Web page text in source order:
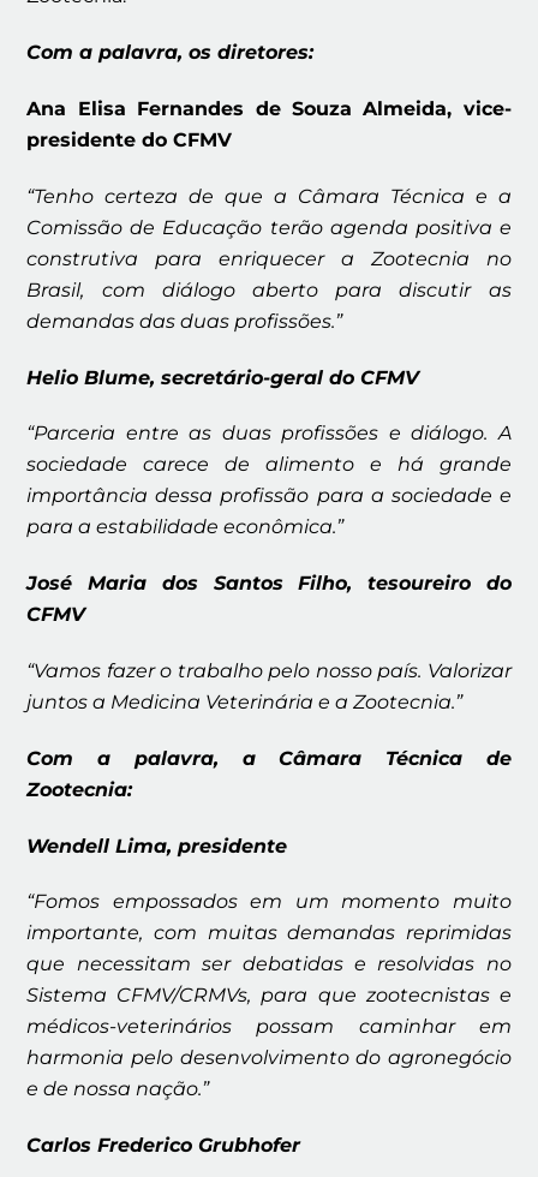
Com a palavra, os diretores:
Ana Elisa Fernandes de Souza Almeida, vice-
presidente do CFMV
“Tenho certeza de que a Câmara Técnica e a
Comissão de Educação terão agenda positiva e
construtiva para enriquecer a Zootecnia no
Brasil, com diálogo aberto para discutir as
demandas das duas profissões.”
Helio Blume, secretário-geral do CFMV
“Parceria entre as duas profissões e diálogo. A
sociedade carece de alimento e há grande
importância dessa profissão para a sociedade e
para a estabilidade econômica.”
José Maria dos Santos Filho, tesoureiro do
CFMV
“Vamos fazer o trabalho pelo nosso país. Valorizar
juntos a Medicina Veterinária e a Zootecnia.”
Com a palavra, a Câmara Técnica de
Zootecnia:
Wendell Lima, presidente
“Fomos empossados em um momento muito
importante, com muitas demandas reprimidas
que necessitam ser debatidas e resolvidas no
Sistema CFMV/CRMVs, para que zootecnistas e
médicos-veterinários possam caminhar em
harmonia pelo desenvolvimento do agronegócio
e de nossa nação.”
Carlos Frederico Grubhofer